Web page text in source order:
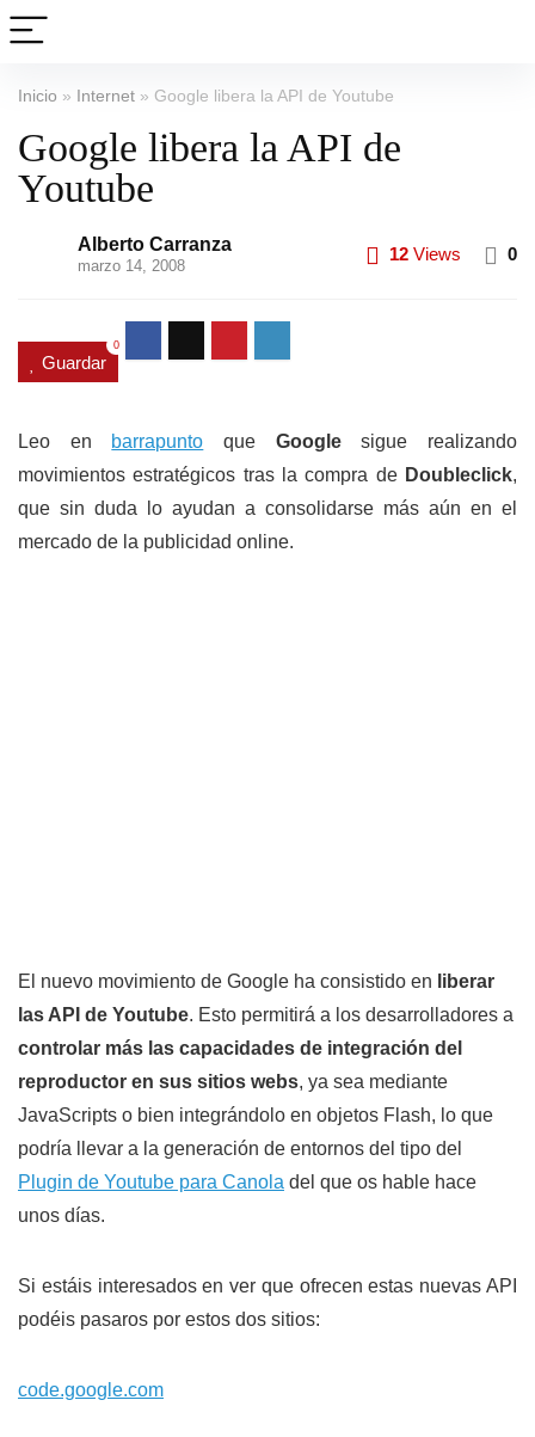
Inicio » Internet » Google libera la API de Youtube
Google libera la API de
Youtube
Alberto Carranza
marzo 14, 2008
12 Views 0
Guardar
0
Leo en barrapunto que Googlesigue realizando
movimientos estratégicos tras la compra de Doubleclick,
que sin duda lo ayudan a consolidarse más aún en el
mercado de la publicidad online.
El nuevo movimiento de Google ha consistido en liberar
las API de Youtube. Esto permitirá a los desarrolladores a
controlar más las capacidades de integración del
reproductor en sus sitios webs, ya sea mediante
JavaScripts o bien integrándolo en objetos Flash, lo que
podría llevar a la generación de entornos del tipo del
Plugin de Youtube para Canola del que os hable hace
unos días.
Si estáis interesados en ver que ofrecen estas nuevas API
podéis pasaros por estos dos sitios:
code.google.com